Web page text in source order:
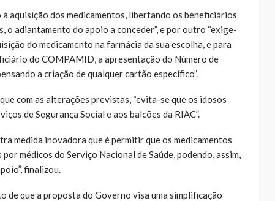
aquisição dos medicamentos, libertando os beneficiários
o adiantamento do apoio a conceder”, e por outro “exige-
do medicamento na farmácia da sua escolha, e para
do COMPAMID, a apresentação do Número de
a criação de qualquer cartão específico”.
com as alterações previstas, “evita-se que os idosos
de Segurança Social e aos balcões da RIAC”.
medida inovadora que é permitir que os medicamentos
médicos do Serviço Nacional de Saúde, podendo, assim,
finalizou.
de que a proposta do Governo visa uma simplificação